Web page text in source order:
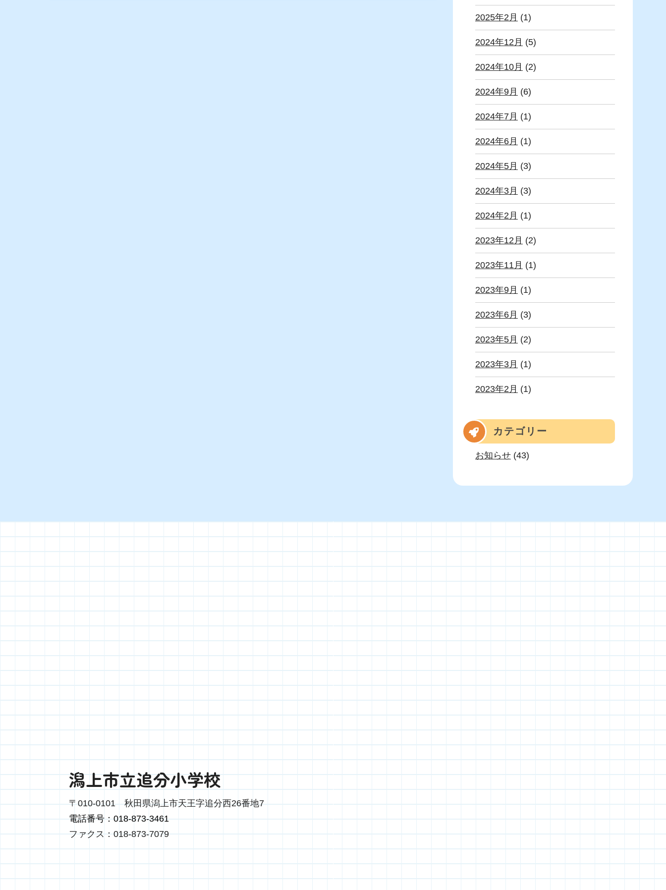
2025年2月 (1)
2024年12月 (5)
2024年10月 (2)
2024年9月 (6)
2024年7月 (1)
2024年6月 (1)
2024年5月 (3)
2024年3月 (3)
2024年2月 (1)
2023年12月 (2)
2023年11月 (1)
2023年9月 (1)
2023年6月 (3)
2023年5月 (2)
2023年3月 (1)
2023年2月 (1)
カテゴリー
お知らせ(43)
潟上市立追分小学校
〒010-0101秋田県潟上市天王字追分西26番地7
電話番号：018-873-3461
ファクス：018-873-7079